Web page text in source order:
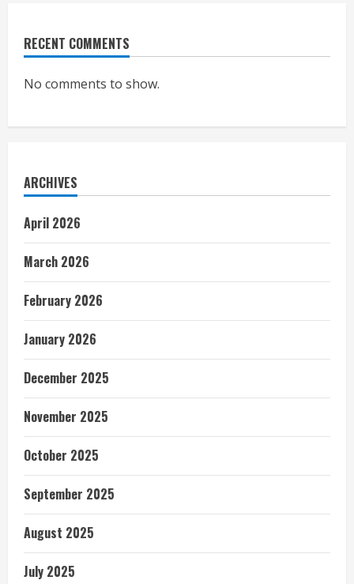
RECENT COMMENTS
No comments to show.
ARCHIVES
April 2026
March 2026
February 2026
January 2026
December 2025
November 2025
October 2025
September 2025
August 2025
July 2025